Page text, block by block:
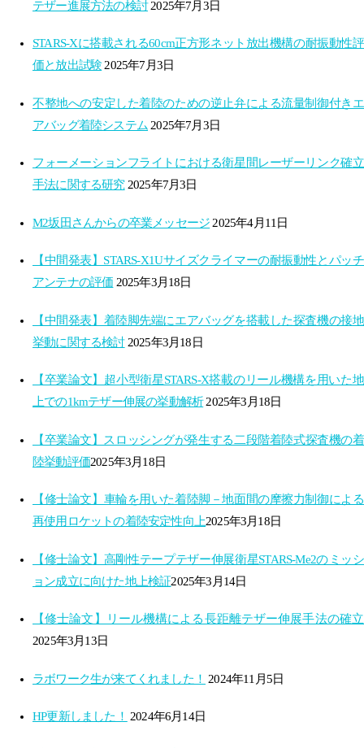
テザー進展方法の検討 2025年7月3日
STARS-Xに搭載される60cm正方形ネット放出機構の耐振動性評
価と放出試験 2025年7月3日
不整地への安定した着陸のための逆止弁による流量制御付きエ
アバッグ着陸システム 2025年7月3日
フォーメーションフライトにおける衛星間レーザーリンク確立
手法に関する研究 2025年7月3日
M2坂田さんからの卒業メッセージ 2025年4月11日
【中間発表】STARS-X1Uサイズクライマーの耐振動性とパッチ
アンテナの評価 2025年3月18日
【中間発表】着陸脚先端にエアバッグを搭載した探査機の接地
挙動に関する検討 2025年3月18日
【卒業論文】超小型衛星STARS-X搭載のリール機構を用いた地
上での1kmテザー伸展の挙動解析 2025年3月18日
【卒業論文】スロッシングが発生する​二段階着陸式探査機の着
陸挙動評価​2025年3月18日
【修士論文】車輪を用いた着陸脚－地面間の摩擦力制御による
再使用ロケットの着陸安定性向上​2025年3月18日
【修士論文】高剛性テープテザー伸展衛星STARS-Me2の​ミッシ
ョン成立に向けた地上検証​2025年3月14日
【修士論文】リール機構による長距離テザー伸展手法の確立​
2025年3月13日
ラボワーク生が来てくれました！ 2024年11月5日
HP更新しました！ 2024年6月14日